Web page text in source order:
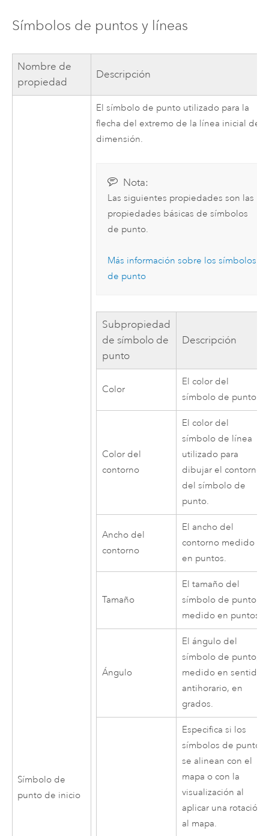
Símbolos de puntos y líneas
Nombre de
propiedad
Descripción
Símbolo de
punto de inicio
El símbolo de punto utilizado para la
flecha del extremo de la línea inicial de
dimensión.
Nota:
Las siguientes propiedades son las
propiedades básicas de símbolos
de punto.
Más información sobre los símbolos
de punto
Subpropiedad
de símbolo de
punto
Descripción
Color
El color del
símbolo de punto.
Color del
contorno
El color del
símbolo de línea
utilizado para
dibujar el contorno
del símbolo de
punto.
Ancho del
contorno
El ancho del
contorno medido
en puntos.
Tamaño
El tamaño del
símbolo de punto
medido en puntos.
Ángulo
El ángulo del
símbolo de punto,
medido en sentido
antihorario, en
grados.
Especifica si los
símbolos de punto
se alinean con el
mapa o con la
visualización al
aplicar una rotación
al mapa.